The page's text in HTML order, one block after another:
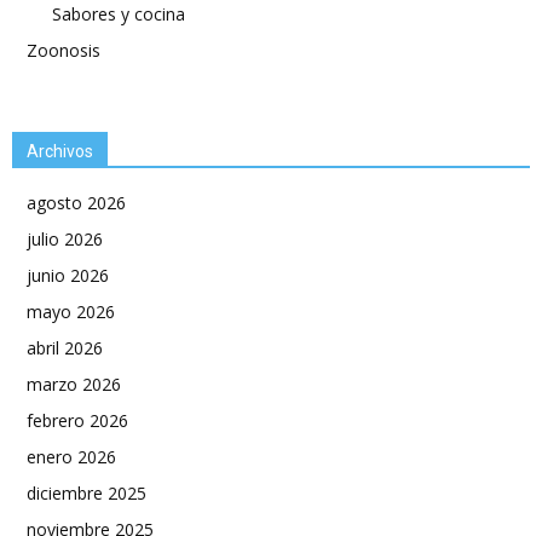
Sabores y cocina
Zoonosis
Archivos
agosto 2026
julio 2026
junio 2026
mayo 2026
abril 2026
marzo 2026
febrero 2026
enero 2026
diciembre 2025
noviembre 2025